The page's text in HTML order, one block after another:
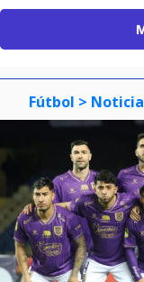
Fútbol > Noticia